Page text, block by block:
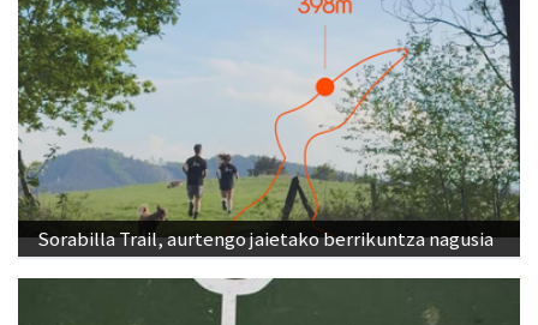
Sorabilla Trail, aurtengo jaietako berrikuntza nagusia